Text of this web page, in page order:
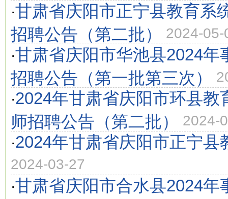
·甘肃省庆阳市正宁县教育系
招聘公告（第二批）
2024-05-
·甘肃省庆阳市华池县2024年
招聘公告（第一批第三次）
·2024年甘肃省庆阳市环县教
师招聘公告（第二批）
2024-
·2024年甘肃省庆阳市正宁县
2024-03-27
·甘肃省庆阳市合水县2024年